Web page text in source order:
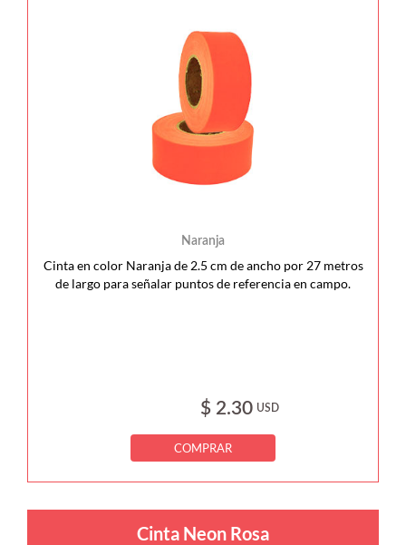
Naranja
Cinta en color Naranja de 2.5 cm de ancho por 27 metros
de largo para señalar puntos de referencia en campo.
$ 2.30 USD
COMPRAR
Cinta Neon Rosa